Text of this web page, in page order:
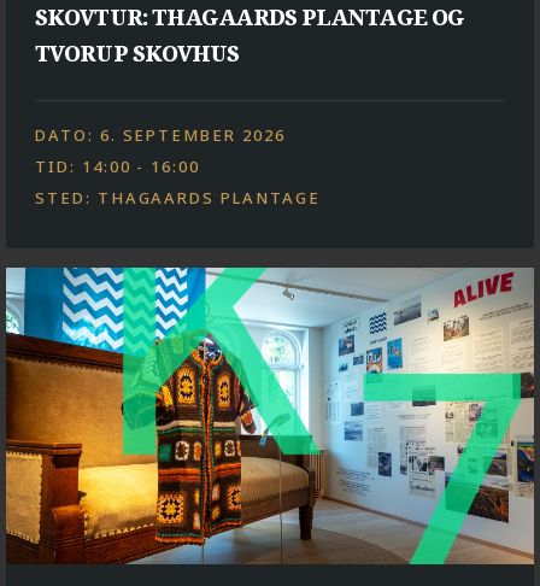
SKOVTUR: THAGAARDS PLANTAGE OG
TVORUP SKOVHUS
DATO: 6. SEPTEMBER 2026
TID: 14:00 - 16:00
STED: THAGAARDS PLANTAGE